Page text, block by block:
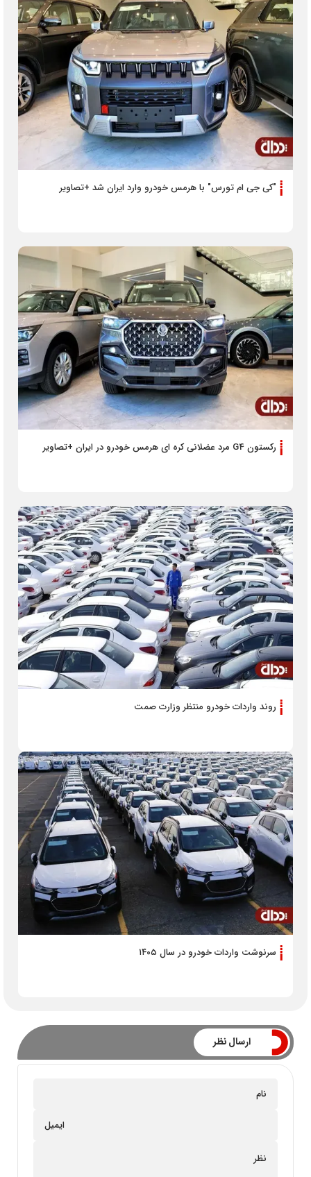
"کی جی ام تورس" با هرمس خودرو وارد ایران شد +تصاویر
رکستون G4 مرد عضلانی کره ای هرمس خودرو در ایران +تصاویر
روند واردات خودرو منتظر وزارت صمت
سرنوشت واردات خودرو در سال ۱۴۰۵
ارسال نظر